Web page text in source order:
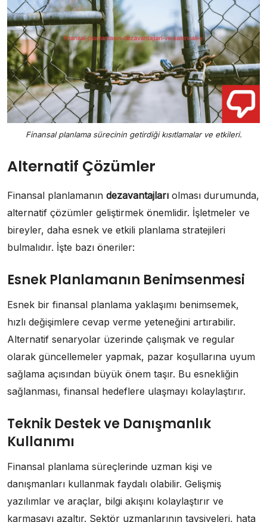
Finansal planlama sürecinin getirdiği kısıtlamalar ve etkileri.
Alternatif Çözümler
Finansal planlamanın dezavantajları olması durumunda,
alternatif çözümler geliştirmek önemlidir. İşletmeler ve
bireyler, daha esnek ve etkili planlama stratejileri
bulmalıdır. İşte bazı öneriler:
Esnek Planlamanın Benimsenmesi
Esnek bir finansal planlama yaklaşımı benimsemek,
hızlı değişimlere cevap verme yeteneğini artırabilir.
Alternatif senaryolar üzerinde çalışmak ve regular
olarak güncellemeler yapmak, pazar koşullarına uyum
sağlama açısından büyük önem taşır. Bu esnekliğin
sağlanması, finansal hedeflere ulaşmayı kolaylaştırır.
Teknik Destek ve Danışmanlık
Kullanımı
Finansal planlama süreçlerinde uzman kişi ve
danışmanları kullanmak faydalı olabilir. Gelişmiş
yazılımlar ve araçlar, bilgi akışını kolaylaştırır ve
karmaşayı azaltır. Sektör uzmanlarının tavsiyeleri, hata